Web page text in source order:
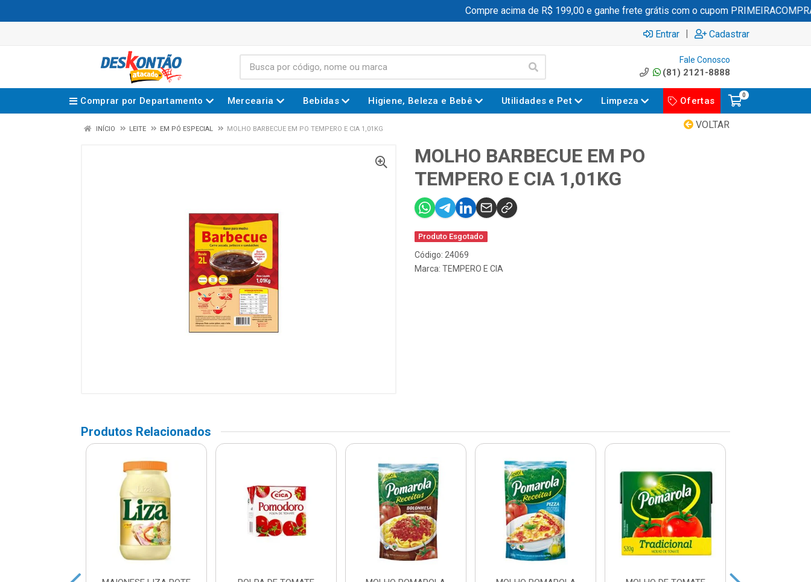
Compre acima de R$ 199,00 e ganhe frete grátis com o cupom PRIMEIRACOMPRA
Entrar | Cadastrar
Fale Conosco
(81) 2121-8888
Comprar por Departamento Mercearia Bebidas Higiene, Beleza e Bebê Utilidades e Pet Limpeza Ofertas
0
VOLTAR
INÍCIO LEITE EM PÓ ESPECIAL MOLHO BARBECUE EM PO TEMPERO E CIA 1,01KG
MOLHO BARBECUE EM PO
TEMPERO E CIA 1,01KG
Produto Esgotado
Código: 24069
Marca: TEMPERO E CIA
Produtos Relacionados